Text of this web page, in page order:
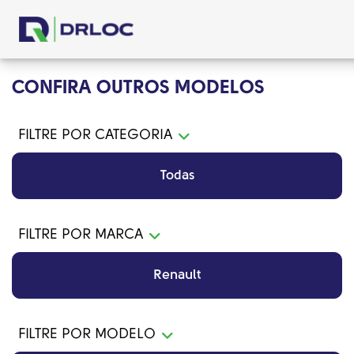
CONFIRA OUTROS MODELOS
FILTRE POR CATEGORIA
Todas
FILTRE POR MARCA
Renault
FILTRE POR MODELO